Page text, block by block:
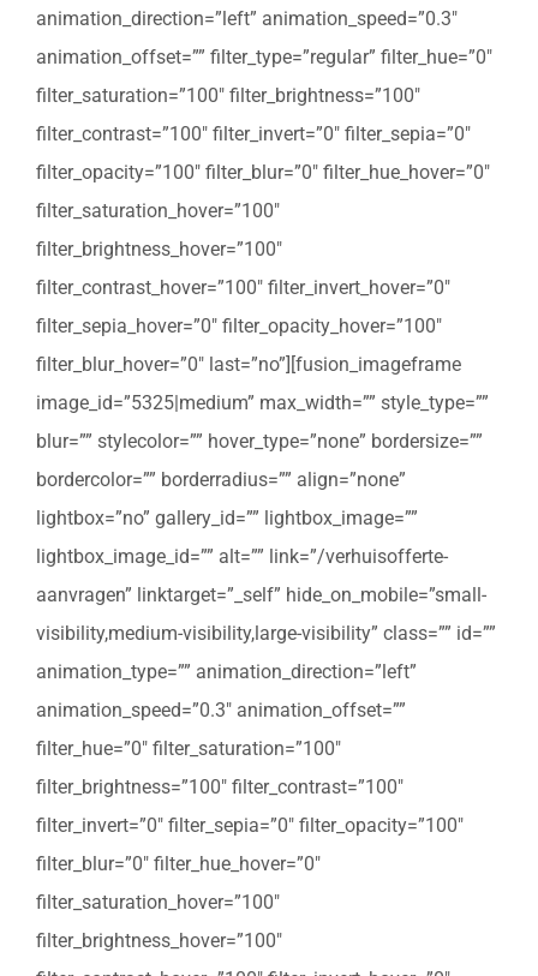
animation_direction=”left” animation_speed=”0.3″
animation_offset=”” filter_type=”regular” filter_hue=”0″
filter_saturation=”100″ filter_brightness=”100″
filter_contrast=”100″ filter_invert=”0″ filter_sepia=”0″
filter_opacity=”100″ filter_blur=”0″ filter_hue_hover=”0″
filter_saturation_hover=”100″
filter_brightness_hover=”100″
filter_contrast_hover=”100″ filter_invert_hover=”0″
filter_sepia_hover=”0″ filter_opacity_hover=”100″
filter_blur_hover=”0″ last=”no”][fusion_imageframe
image_id=”5325|medium” max_width=”” style_type=””
blur=”” stylecolor=”” hover_type=”none” bordersize=””
bordercolor=”” borderradius=”” align=”none”
lightbox=”no” gallery_id=”” lightbox_image=””
lightbox_image_id=”” alt=”” link=”/verhuisofferte-
aanvragen” linktarget=”_self” hide_on_mobile=”small-
visibility,medium-visibility,large-visibility” class=”” id=””
animation_type=”” animation_direction=”left”
animation_speed=”0.3″ animation_offset=””
filter_hue=”0″ filter_saturation=”100″
filter_brightness=”100″ filter_contrast=”100″
filter_invert=”0″ filter_sepia=”0″ filter_opacity=”100″
filter_blur=”0″ filter_hue_hover=”0″
filter_saturation_hover=”100″
filter_brightness_hover=”100″